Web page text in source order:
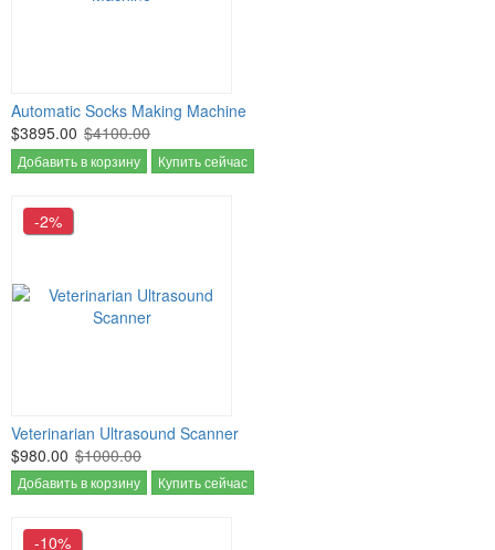
Automatic Socks Making Machine
$3895.00 $4100.00
Добавить в корзину Купить сейчас
-2%
Veterinarian Ultrasound Scanner
$980.00 $1000.00
Добавить в корзину Купить сейчас
-10%